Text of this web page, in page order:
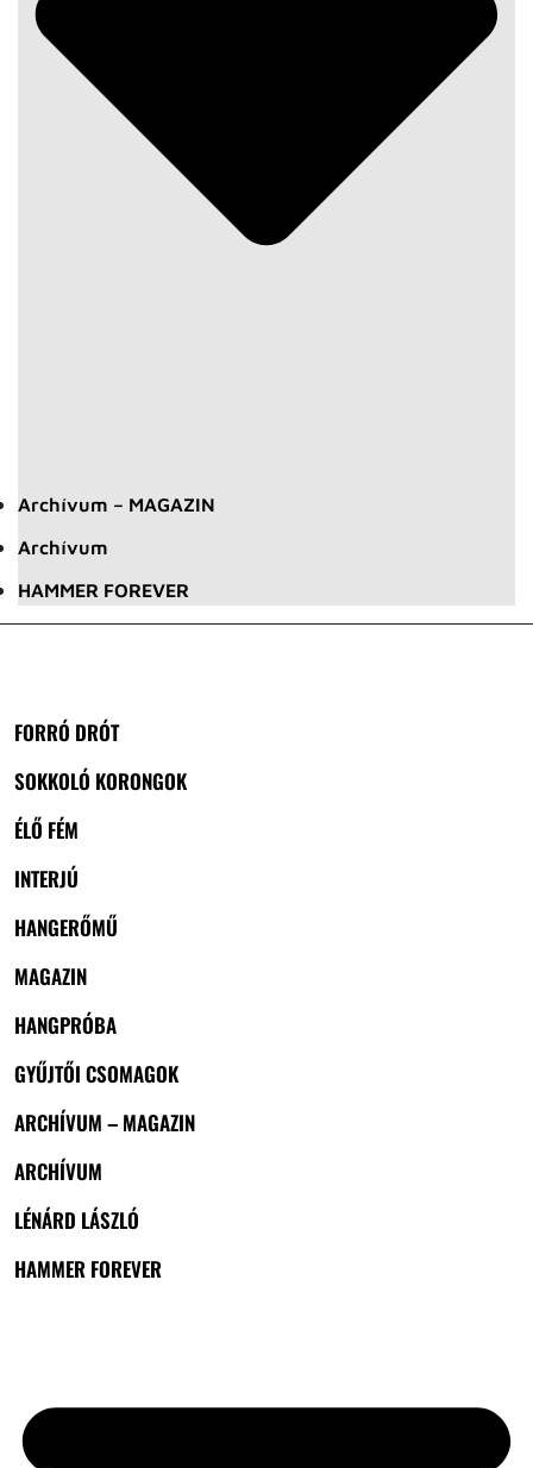
Archívum – MAGAZIN
Archívum
HAMMER FOREVER
FORRÓ DRÓT
SOKKOLÓ KORONGOK
ÉLŐ FÉM
INTERJÚ
HANGERŐMŰ
MAGAZIN
HANGPRÓBA
GYŰJTŐI CSOMAGOK
ARCHÍVUM – MAGAZIN
ARCHÍVUM
LÉNÁRD LÁSZLÓ
HAMMER FOREVER